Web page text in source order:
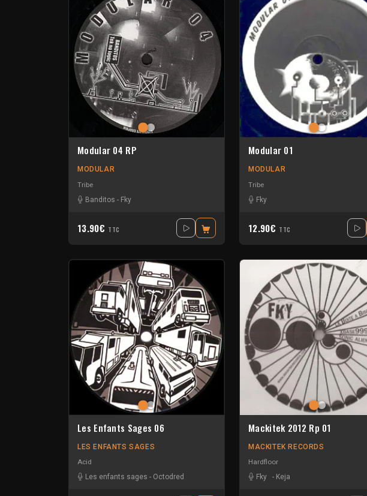
Modular 04 RP
MODULAR
Tribe
Banditos - Fky
13.90€ TTC
Modular 01
MODULAR
Tribe
Fky
12.90€ TTC
Les Enfants Sages 06
LES ENFANTS SAGES
Acid
Les enfants sages - Octodred
Mackitek 2012 Rp 01
MACKITEK RECORDS
Hardfloor
Fky
- Keja